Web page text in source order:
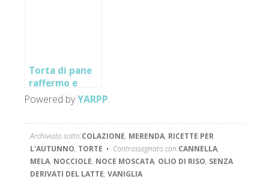
Torta di pane
raffermo e
mele con
mirtilli e pinoli
Powered byYARPP.
Archiviato sotto:COLAZIONE, MERENDA, RICETTE PER
L'AUTUNNO, TORTE Contrassegnato con:CANNELLA,
MELA, NOCCIOLE, NOCE MOSCATA, OLIO DI RISO, SENZA
DERIVATI DEL LATTE, VANIGLIA